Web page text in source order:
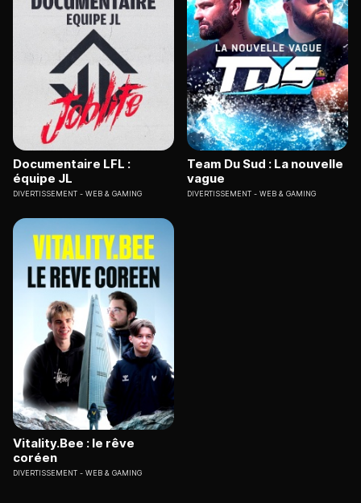
Documentaire LFL :
équipe JL
DIVERTISSEMENT WEB & GAMING
Team Du Sud : La nouvelle
vague
DIVERTISSEMENT WEB & GAMING
Vitality.Bee : le rêve
coréen
DIVERTISSEMENT WEB & GAMING